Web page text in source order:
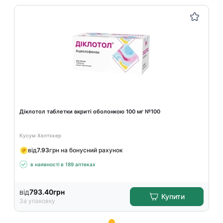
Діклотол таблетки вкриті оболонкою 100 мг №100
Кусум Хелтхкер
від7.93грн на бонусний рахунок
в наявності в 189 аптеках
від793.40грн
За упаковку
Купити